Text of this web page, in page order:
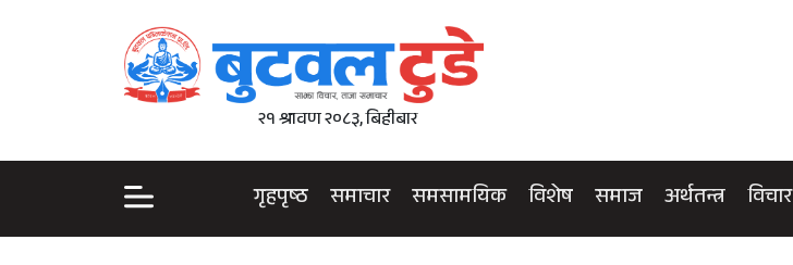
२१ श्रावण २०८३, बिहीबार
गृहपृष्ठ समाचार समसामयिक विशेष समाज अर्थतन्त्र विचार